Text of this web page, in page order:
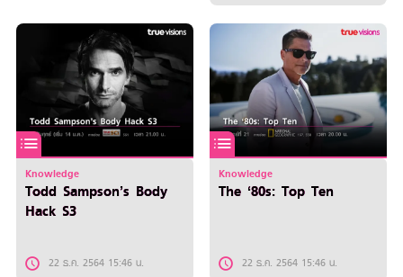
Knowledge
Todd Sampson’s Body
Hack S3
22 ธ.ค. 2564 15:46 น.
Knowledge
The ‘80s: Top Ten
22 ธ.ค. 2564 15:46 น.